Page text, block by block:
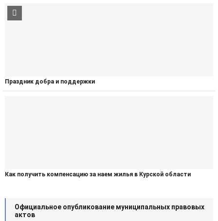
Праздник добра и поддержки
Как получить компенсацию за наем жилья в Курской области
Официальное опубликование муниципальных правовых
актов